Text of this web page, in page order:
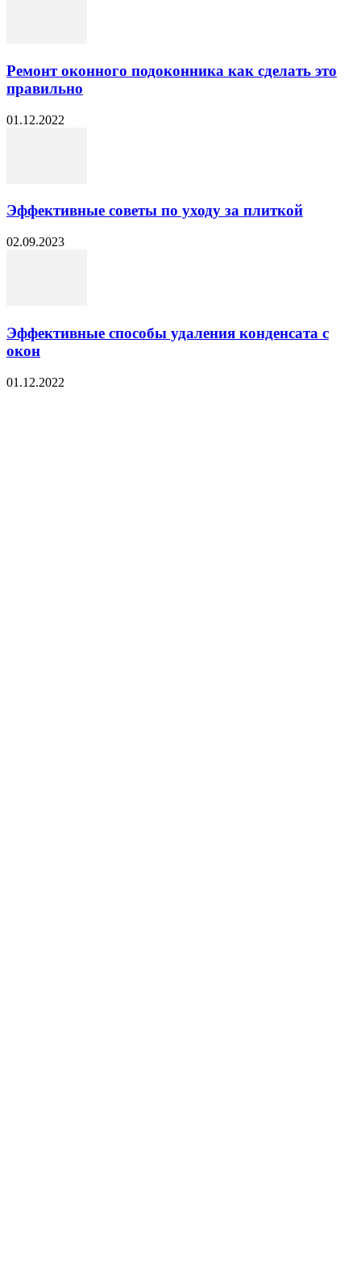
Ремонт оконного подоконника как сделать это
правильно
01.12.2022
Эффективные советы по уходу за плиткой
02.09.2023
Эффективные способы удаления конденсата с
окон
01.12.2022